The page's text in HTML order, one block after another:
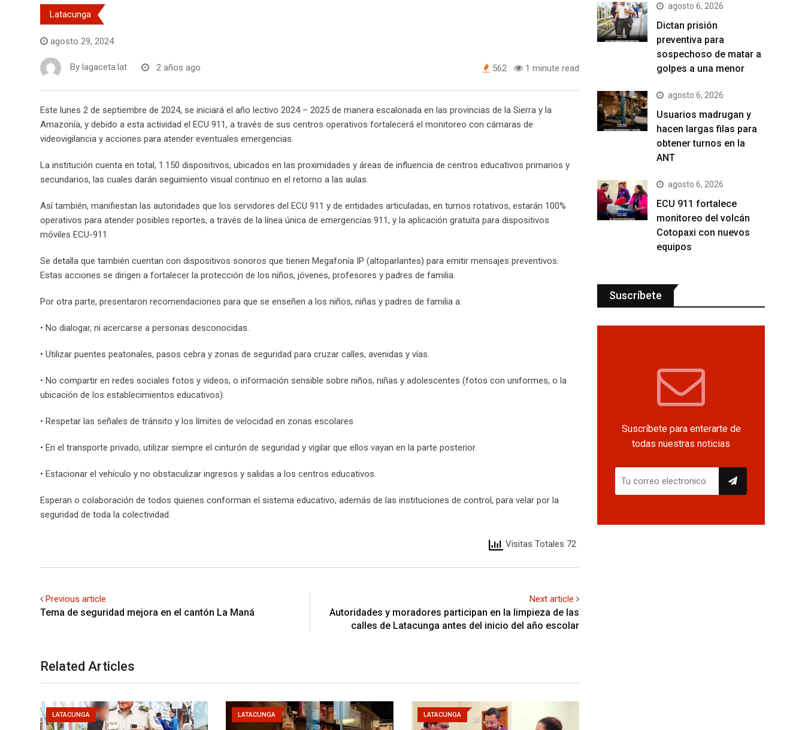
Latacunga
agosto 29, 2024
By lagaceta.lat 2 años ago 562 1 minute read
Este lunes 2 de septiembre de 2024, se iniciará el año lectivo 2024 – 2025 de manera escalonada en las provincias de la Sierra y la
Amazonía, y debido a esta actividad el ECU 911, a través de sus centros operativos fortalecerá el monitoreo con cámaras de
videovigilancia y acciones para atender eventuales emergencias.
La institución cuenta en total, 1.150 dispositivos, ubicados en las proximidades y áreas de influencia de centros educativos primarios y
secundarios, las cuales darán seguimiento visual continuo en el retorno a las aulas.
Así también, manifiestan las autoridades que los servidores del ECU 911 y de entidades articuladas, en turnos rotativos, estarán 100%
operativos para atender posibles reportes, a través de la línea única de emergencias 911, y la aplicación gratuita para dispositivos
móviles ECU-911.
Se detalla que también cuentan con dispositivos sonoros que tienen Megafonía IP (altoparlantes) para emitir mensajes preventivos.
Estas acciones se dirigen a fortalecer la protección de los niños, jóvenes, profesores y padres de familia.
Por otra parte, presentaron recomendaciones para que se enseñen a los niños, niñas y padres de familia a:
• No dialogar, ni acercarse a personas desconocidas.
• Utilizar puentes peatonales, pasos cebra y zonas de seguridad para cruzar calles, avenidas y vías.
• No compartir en redes sociales fotos y videos, o información sensible sobre niños, niñas y adolescentes (fotos con uniformes, o la
ubicación de los establecimientos educativos).
• Respetar las señales de tránsito y los límites de velocidad en zonas escolares
• En el transporte privado, utilizar siempre el cinturón de seguridad y vigilar que ellos vayan en la parte posterior.
• Estacionar el vehículo y no obstaculizar ingresos y salidas a los centros educativos.
Esperan o colaboración de todos quienes conforman el sistema educativo, además de las instituciones de control, para velar por la
seguridad de toda la colectividad.
Visitas Totales 72
Previous article
Tema de seguridad mejora en el cantón La Maná
Next article
Autoridades y moradores participan en la limpieza de las
calles de Latacunga antes del inicio del año escolar
Related Articles
LATACUNGA LATACUNGA LATACUNGA
agosto 6, 2026
Dictan prisión
preventiva para
sospechoso de matar a
golpes a una menor
agosto 6, 2026
Usuarios madrugan y
hacen largas filas para
obtener turnos en la
ANT
agosto 6, 2026
ECU 911 fortalece
monitoreo del volcán
Cotopaxi con nuevos
equipos
Suscríbete
Suscríbete para enterarte de
todas nuestras noticias